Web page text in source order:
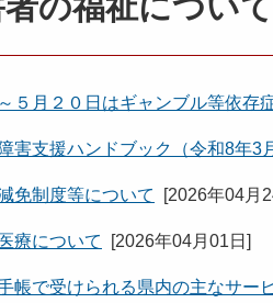
５月２０日はギャンブル等依存
害支援ハンドブック（令和8年3
免制度等について [2026年04月
療について [2026年04月01日 ]
帳で受けられる県内の主なサー